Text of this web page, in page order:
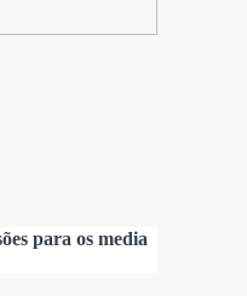
para os media